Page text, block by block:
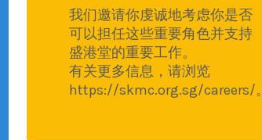
我们邀请你虔诚地考虑你是否
可以担任这些重要角色并支持
盛港堂的重要工作。
有关更多信息，请浏览
https://skmc.org.sg/careers/。